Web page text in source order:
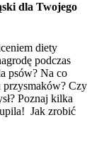
dla Twojego
diety
podczas
psów? Na co
przysmaków? Czy
Poznaj kilka
Jak zrobić